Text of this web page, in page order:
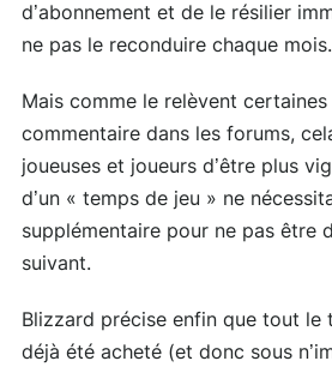
d’abonnement et de le résilier
ne pas le reconduire chaque mois.
Mais comme le relèvent certaines
commentaire dans les forums,
joueuses et joueurs d’être plus
d’un « temps de jeu » ne
supplémentaire pour ne pas être
suivant.
Blizzard précise enfin que tout le
déjà été acheté (et donc sous